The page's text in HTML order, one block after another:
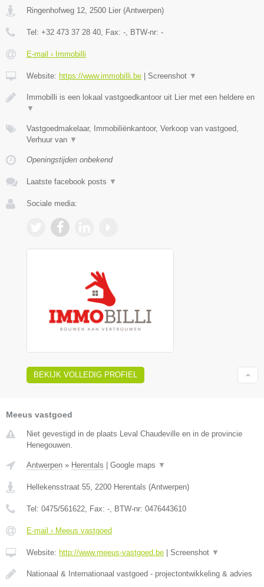
Ringenhofweg 12 2500 Lier (Antwerpen)
Tel: +32 473 37 28 40 , Fax: - , BTW-nr: -
E-mail › Immobilli
Website: https://www.immobilli.be | Screenshot ▼
Immobilli is een lokaal vastgoedkantoor uit Lier met een heldere en
▼
Vastgoedmakelaar, Immobiliënkantoor, Verkoop van vastgoed,
Verhuur van ▼
Openingstijden onbekend
Laatste facebook posts ▼
Sociale media:
BEKIJK VOLLEDIG PROFIEL
Meeus vastgoed
Niet gevestigd in de plaats Leval Chaudeville en in de provincie
Henegouwen.
Antwerpen » Herentals Google maps ▼
Hellekensstraat 55, 2200 Herentals (Antwerpen)
Tel: 0475/561622, Fax: -, BTW-nr: 0476443610
E-mail › Meeus vastgoed
Website: http://www.meeus-vastgoed.be Screenshot ▼
Nationaal & Internationaal vastgoed - projectontwikkeling & advies